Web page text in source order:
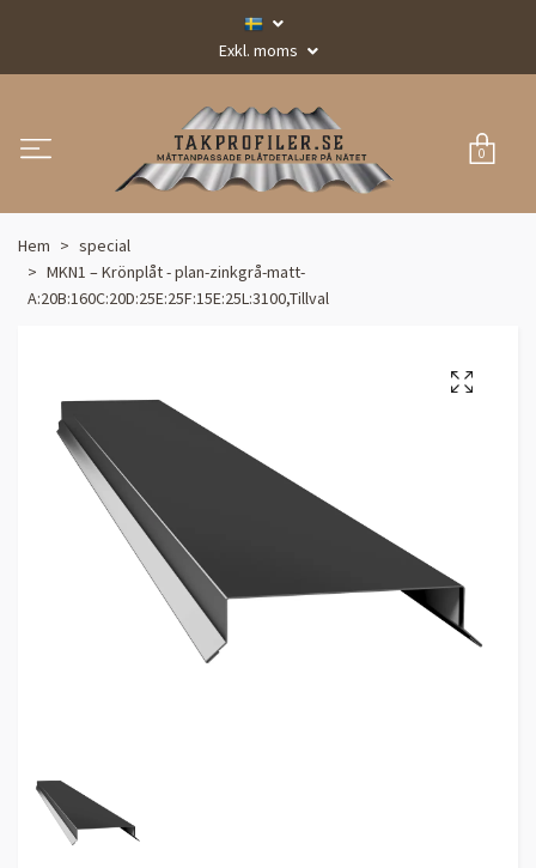
Exkl. moms
0
Hem
special
MKN1 – Krönplåt - plan-zinkgrå-matt-
A:20B:160C:20D:25E:25F:15E:25L:3100,Tillval